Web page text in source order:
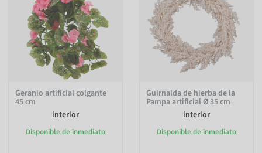
Geranio artificial colgante
45 cm
interior
Disponible de inmediato
Guirnalda de hierba de la
Pampa artificial Ø 35 cm
interior
Disponible de inmediato